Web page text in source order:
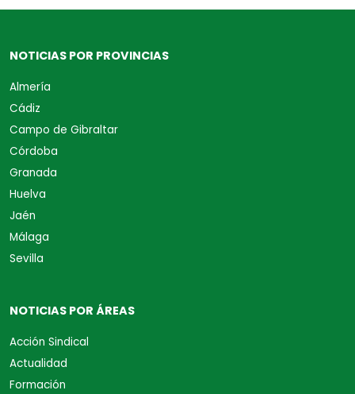
NOTICIAS POR PROVINCIAS
Almería
Cádiz
Campo de Gibraltar
Córdoba
Granada
Huelva
Jaén
Málaga
Sevilla
NOTICIAS POR ÁREAS
Acción Sindical
Actualidad
Formación